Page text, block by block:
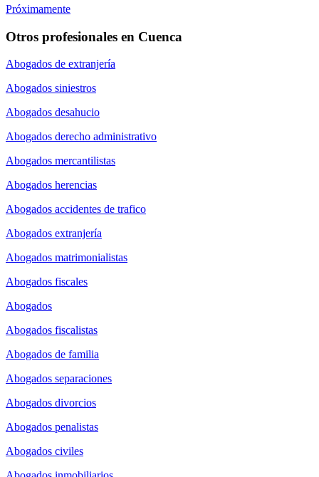
Próximamente
Otros profesionales en Cuenca
Abogados de extranjería
Abogados siniestros
Abogados desahucio
Abogados derecho administrativo
Abogados mercantilistas
Abogados herencias
Abogados accidentes de trafico
Abogados extranjería
Abogados matrimonialistas
Abogados fiscales
Abogados
Abogados fiscalistas
Abogados de familia
Abogados separaciones
Abogados divorcios
Abogados penalistas
Abogados civiles